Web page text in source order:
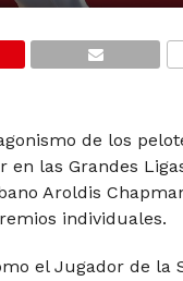
de los
las Grandes
Aroldis
individuales.
el Jugador de la